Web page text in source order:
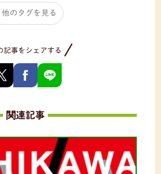
他のタグを見る
記事をシェアする
関連記事